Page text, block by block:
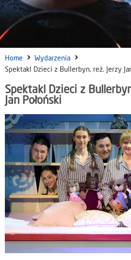
Home
Wydarzenia
Spektakl Dzieci z Bullerbyn, reż. Jerzy
Spektakl Dzieci z
Jan Połoński